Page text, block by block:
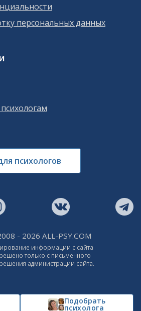
Подобрать
психолога
персональных данных
психологов
- 2026 ALL-PSY.COM
информации с сайта
только с письменного
администрации сайта.